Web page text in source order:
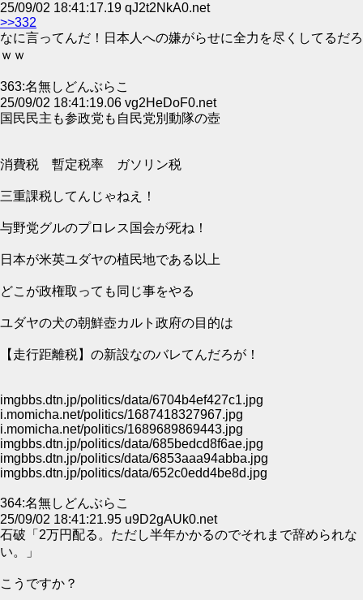
25/09/02 18:41:17.19 qJ2t2NkA0.net
>>332
なに言ってんだ！日本人への嫌がらせに全力を尽くしてるだろ
ｗｗ
363:名無しどんぶらこ
25/09/02 18:41:19.06 vg2HeDoF0.net
国民民主も参政党も自民党別動隊の壺
消費税 暫定税率 ガソリン税
三重課税してんじゃねえ！
与野党グルのプロレス国会が死ね！
日本が米英ユダヤの植民地である以上
どこが政権取っても同じ事をやる
ユダヤの犬の朝鮮壺カルト政府の目的は
【走行距離税】の新設なのバレてんだろが！
imgbbs.dtn.jp/politics/data/6704b4ef427c1.jpg
i.momicha.net/politics/1687418327967.jpg
i.momicha.net/politics/1689689869443.jpg
imgbbs.dtn.jp/politics/data/685bedcd8f6ae.jpg
imgbbs.dtn.jp/politics/data/6853aaa94abba.jpg
imgbbs.dtn.jp/politics/data/652c0edd4be8d.jpg
364:名無しどんぶらこ
25/09/02 18:41:21.95 u9D2gAUk0.net
石破「2万円配る。ただし半年かかるのでそれまで辞められな
い。」
こうですか？